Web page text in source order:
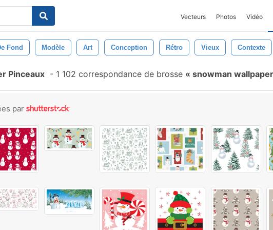
Vecteurs Photos Vidéo
Fond Modèle Art Conception Rétro Vieux Contexte
Pinceaux - 1 102 correspondance de brosse snowman wallpaper
par